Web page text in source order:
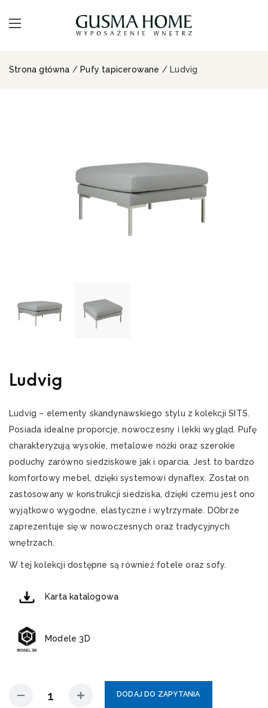
Strona główna / Pufy tapicerowane / Ludvig
Ludvig
Ludvig – elementy skandynawskiego stylu z kolekcji SITS.
Posiada idealne proporcje, nowoczesny i lekki wygląd. Pufę
charakteryzują wysokie, metalowe nóżki oraz szerokie
poduchy zarówno siedziskowe jak i oparcia. Jest to bardzo
komfortowy mebel, dzięki systemowi dynaflex. Został on
zastosowany w konstrukcji siedziska, dzięki czemu jest ono
wyjątkowo wygodne, elastyczne i wytrzymałe. DObrze
zaprezentuje się w nowoczesnych oraz tradycyjnych
wnętrzach.
W tej kolekcji dostępne są również fotele oraz sofy.
Karta katalogowa
Modele 3D
DODAJ DO ZAPYTANIA